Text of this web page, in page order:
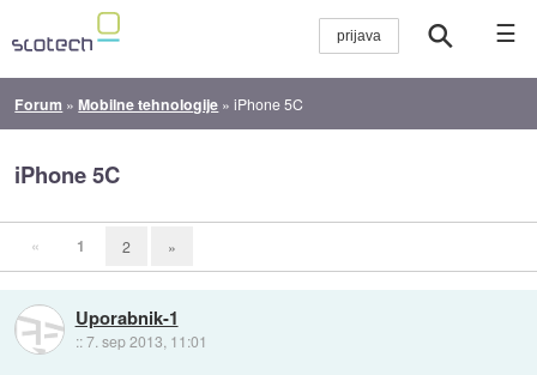
☰
Forum »Mobilne tehnologije »iPhone 5C
iPhone 5C
« 1 2 »
Uporabnik-1
::7. sep 2013, 11:01